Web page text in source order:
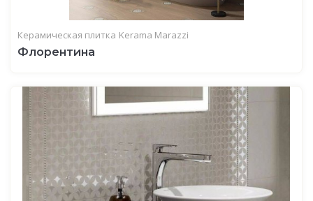
Керамическая плитка Kerama Marazzi
Флорентина